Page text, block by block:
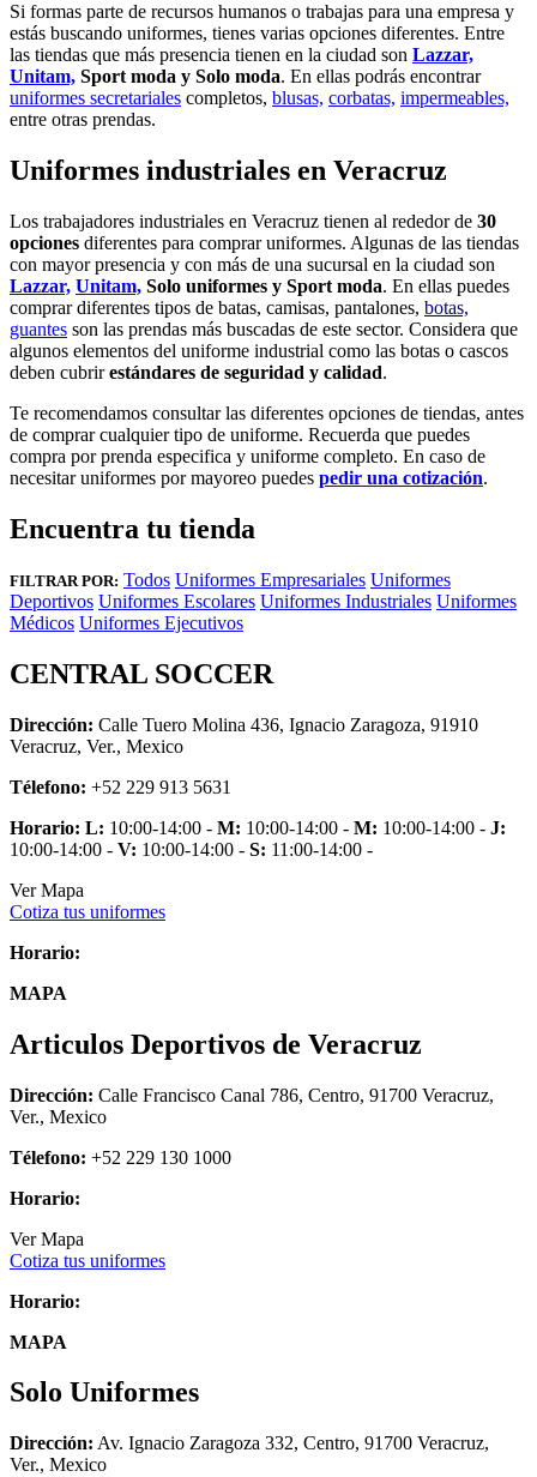
Si formas parte de recursos humanos o trabajas para una empresa y
estás buscando uniformes, tienes varias opciones diferentes. Entre
las tiendas que más presencia tienen en la ciudad son Lazzar,
Unitam, Sport moda y Solo moda. En ellas podrás encontrar
uniformes secretariales completos, blusas, corbatas, impermeables,
entre otras prendas.
Uniformes industriales en Veracruz
Los trabajadores industriales en Veracruz tienen al rededor de 30
opciones diferentes para comprar uniformes. Algunas de las tiendas
con mayor presencia y con más de una sucursal en la ciudad son
Lazzar, Unitam, Solo uniformes y Sport moda. En ellas puedes
comprar diferentes tipos de batas, camisas, pantalones, botas,
guantes son las prendas más buscadas de este sector. Considera que
algunos elementos del uniforme industrial como las botas o cascos
deben cubrirestándares de seguridad y calidad.
Te recomendamos consultar las diferentes opciones de tiendas, antes
de comprar cualquier tipo de uniforme. Recuerda que puedes
compra por prenda especifica y uniforme completo. En caso de
necesitar uniformes por mayoreo puedes pedir una cotización.
Encuentra tu tienda
FILTRAR POR: Todos Uniformes Empresariales Uniformes
Deportivos Uniformes Escolares Uniformes Industriales Uniformes
Médicos Uniformes Ejecutivos
CENTRAL SOCCER
Dirección: Calle Tuero Molina 436, Ignacio Zaragoza, 91910
Veracruz, Ver., Mexico
Télefono: +52 229 913 5631
Horario: L: 10:00-14:00 - M: 10:00-14:00 - M: 10:00-14:00 - J:
10:00-14:00 - V: 10:00-14:00 - S: 11:00-14:00 -
Ver Mapa
Cotiza tus uniformes
Horario:
MAPA
Articulos Deportivos de Veracruz
Dirección: Calle Francisco Canal 786, Centro, 91700 Veracruz,
Ver., Mexico
Télefono: +52 229 130 1000
Horario:
Ver Mapa
Cotiza tus uniformes
Horario:
MAPA
Solo Uniformes
Dirección: Av. Ignacio Zaragoza 332, Centro, 91700 Veracruz,
Ver., Mexico